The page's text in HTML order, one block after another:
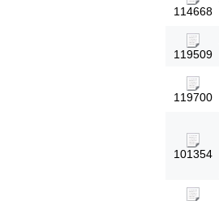
114668
119509
119700
101354